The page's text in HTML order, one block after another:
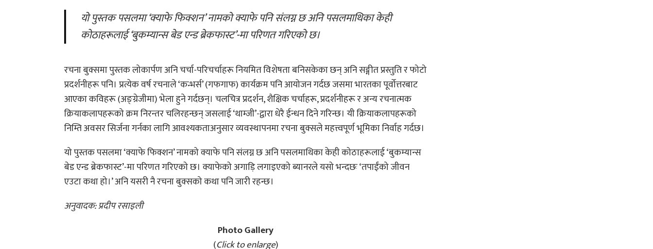
यो पुस्तक पसलमा ‘क्याफे फिक्शन’ नामको क्याफे पनि संलग्न छ अनि पसलमाथिका केही
कोठाहरूलाई ‘बुकम्यान्स बेड एन्ड ब्रेकफास्ट’-मा परिणत गरिएको छ।
रचना बुक्समा पुस्तक लोकार्पण अनि चर्चा-परिचर्चाहरू नियमित विशेषता बनिसकेका छन् अनि सङ्गीत प्रस्तुति र फोटो
प्रदर्शनीहरू पनि। प्रत्येक वर्ष रचनाले ‘कन्भर्स’ (गफगाफ) कार्यक्रम पनि आयोजन गर्दछ जसमा भारतका पूर्वोत्तरबाट
आएका कविहरू (अङ्ग्रेजीमा) भेला हुने गर्दछन्। चलचित्र प्रदर्शन, शैक्षिक चर्चाहरू, प्रदर्शनीहरू र अन्य रचनात्मक
क्रियाकलापहरूको क्रम निरन्तर चलिरहन्छन् जसलाई ‘थाम्जी’-द्वारा धेरै ईन्धन दिने गरिन्छ। यी क्रियाकलापहरूको
निम्ति अवसर सिर्जना गर्नका लागि आवश्यकताअनुसार व्यवस्थापनमा रचना बुक्सले महत्त्वपूर्ण भूमिका निर्वाह गर्दछ।
यो पुस्तक पसलमा ‘क्याफे फिक्शन’ नामको क्याफे पनि संलग्न छ अनि पसलमाथिका केही कोठाहरूलाई ‘बुकम्यान्स
बेड एन्ड ब्रेकफास्ट’-मा परिणत गरिएको छ। क्याफेको अगाड़ि लगाइएको ब्यानरले यसो भन्दछः ‘तपाईंको जीवन
एउटा कथा हो।’ अनि यसरी नै रचना बुक्सको कथा पनि जारी रहन्छ।
अनुवादक: प्रदीप रसाइली
Photo Gallery
(Click to enlarge)